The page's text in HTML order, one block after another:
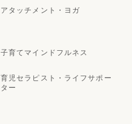
アタッチメント・ヨガ
子育てマインドフルネス
育児セラピスト・ライフサポー
ター